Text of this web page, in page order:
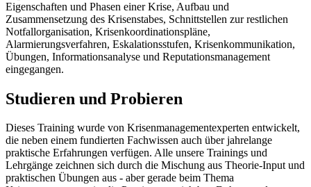
Eigenschaften und Phasen einer Krise, Aufbau und
Zusammensetzung des Krisenstabes, Schnittstellen zur restlichen
Notfallorganisation, Krisenkoordinationspläne,
Alarmierungsverfahren, Eskalationsstufen, Krisenkommunikation,
Übungen, Informationsanalyse und Reputationsmanagement
eingegangen.
Studieren und Probieren
Dieses Training wurde von Krisenmanagementexperten entwickelt,
die neben einem fundierten Fachwissen auch über jahrelange
praktische Erfahrungen verfügen. Alle unsere Trainings und
Lehrgänge zeichnen sich durch die Mischung aus Theorie-Input und
praktischen Übungen aus - aber gerade beim Thema